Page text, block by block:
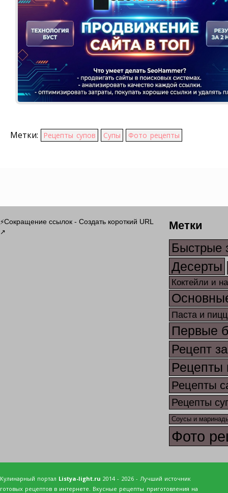
Метки: Рецепты супов Супы Фото рецепты
⚡Сокращение ссылок - Создать короткий URL
↗ Метки
Быстрые
Десерты
Коктейли и
Паста и
Первые
Рецепт
Рецепты
Рецепты
Рецепты
Соусы и
Фото
Кулинарный портал Listya-light.ru 2014 - 2026 - Лучший источник
готовых рецептов в интернете. Вкусные рецепты приготовления на